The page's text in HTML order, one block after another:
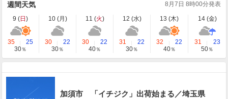
週間天気 8月7日 8時00分発表
9 (日 ) 10 (月 ) 11 (火) 12 (水) 13 (木) 14 (金)
35
25
30％
30
22
30％
30
22
40％
31
22
30％
32
22
40％
31
23
50％
加須市 「イチジク」出荷始まる／埼玉県